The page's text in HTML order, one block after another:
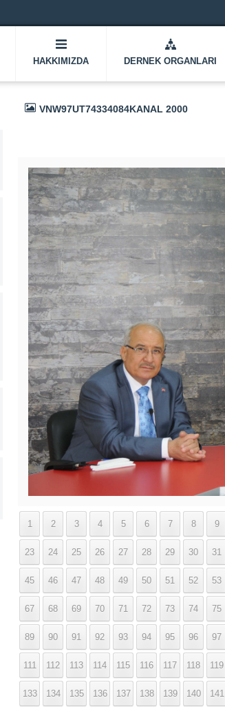
HAKKIMIZDA DERNEK ORGANLARI
VNW97UT74334084KANAL 2000
1 2 3 4 5 6 7 8 9
23 24 25 26 27 28 29 30 31
45 46 47 48 49 50 51 52 53
67 68 69 70 71 72 73 74 75
89 90 91 92 93 94 95 96 97
111 112 113 114 115 116 117 118 119
133 134 135 136 137 138 139 140 141